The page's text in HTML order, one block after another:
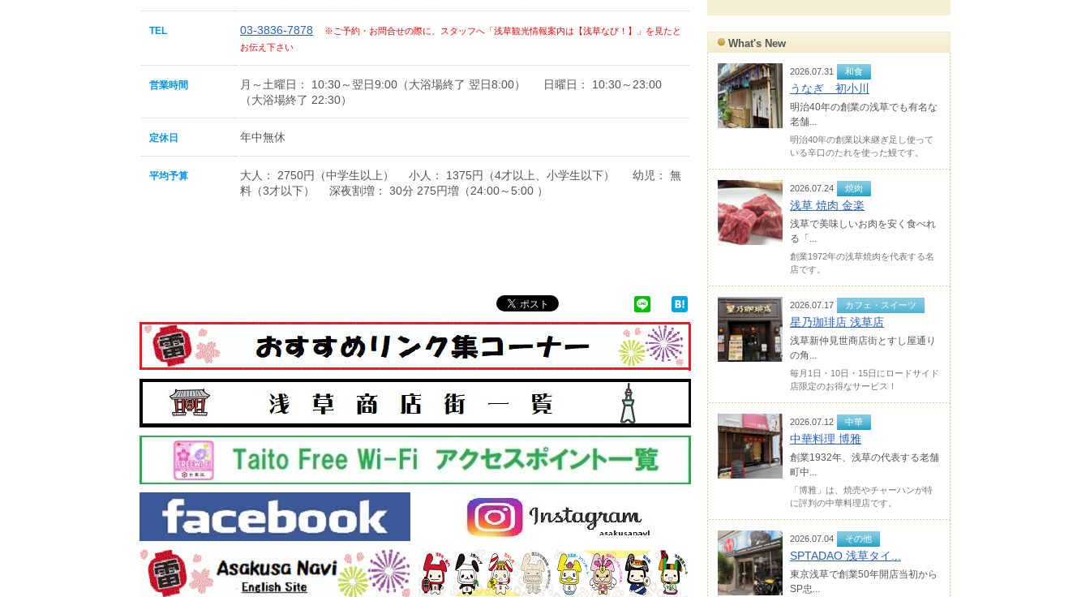
TEL 03-3836-7878
※ご予約・お問合せの際に、スタッフへ「浅草観光情報案内は【浅草なび！】」を見たと
お伝え下さい
営業時間
月～土曜日： 10:30～翌日9:00（大浴場終了 翌日8:00） 日曜日： 10:30～23:00
（大浴場終了 22:30）
定休日 年中無休
平均予算
大人： 2750円（中学生以上） 小人： 1375円（4才以上、小学生以下） 幼児： 無
料（3才以下） 深夜割増： 30分 275円増（24:00～5:00 ）
What's New
2026.07.31 和食
うなぎ 初小川
明治40年の創業の浅草でも有名な
老舗...
明治40年の創業以来継ぎ足し使って
いる辛口のたれを使った鰻です。
2026.07.24 焼肉
浅草 焼肉 金楽
浅草で美味しいお肉を安く食べれ
る「...
創業1972年の浅草焼肉を代表する名
店です。
2026.07.17 カフェ・スイーツ
星乃珈琲店 浅草店
浅草新仲見世商店街とすし屋通り
の角...
毎月1日・10日・15日にロードサイド
店限定のお得なサービス！
2026.07.12 中華
中華料理 博雅
創業1932年、浅草の代表する老舗
町中...
「博雅」は、焼売やチャーハンが特
に評判の中華料理店です。
2026.07.04 その他
SPTADAO 浅草タイ...
東京浅草で創業50年開店当初から
SP忠...